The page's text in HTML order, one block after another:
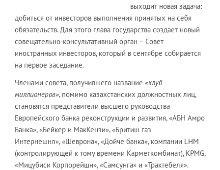
выходит новая задача:
добиться от инвесторов выполнения принятых на себя
обязательств. Для этого глава государства создает новый
совещательно-консультативный орган – Совет
иностранных инвесторов, который в сентябре собирается
на первое заседание.
Членами совета, получившего название «клуб
миллионеров», помимо казахстанских должностных лиц,
становятся представители высшего руководства
Европейского банка реконструкции и развития, «АБН Амро
Банка», «Бейкер и МакКензи», «Бритиш газ
Интернешнл», «Шеврона», «Дойче банка», компании LHM
(контролирующей к тому времени Карметкомбинат), КРМG,
«Мицубиси Корпорейшн», «Самсунга» и «Трактебеля».